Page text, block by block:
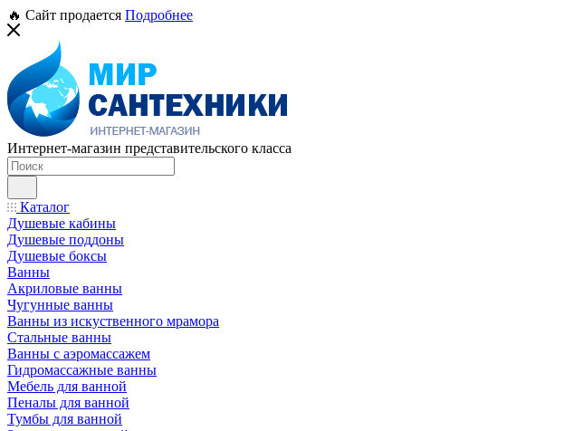
🔥 Сайт продается Подробнее
Интернет-магазин представительского класса
Каталог
Душевые кабины
Душевые поддоны
Душевые боксы
Ванны
Акриловые ванны
Чугунные ванны
Ванны из искуственного мрамора
Стальные ванны
Ванны с аэромассажем
Гидромассажные ванны
Мебель для ванной
Пеналы для ванной
Тумбы для ванной